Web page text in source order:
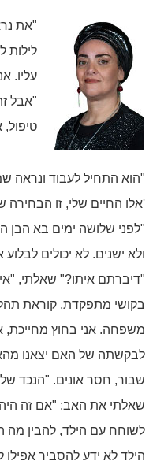
"את
לילות
עליו.
"אבל
"הוא התחיל לעבוד ונראה
'אלו החיים שלי, זו הבחירה
"‌לפני שלושה ימים בא הבן
ולא ישנים. לא יכולים
"דיברתם איתו?" שאלתי,
בקושי מתפקדת, קוראת
משפחה. אני בחוץ מחייכת,
לבקשתה של האם יצאנו
שבור, חסר אונים. "הנכד שלי
שאלתי את האב: "אם זה היה
לשוחח עם הילד, להבין מה
‌הילד לא ידע להסביר